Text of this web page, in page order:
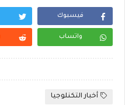
فيسبوك
واتساب
أخبار التكنلوجيا